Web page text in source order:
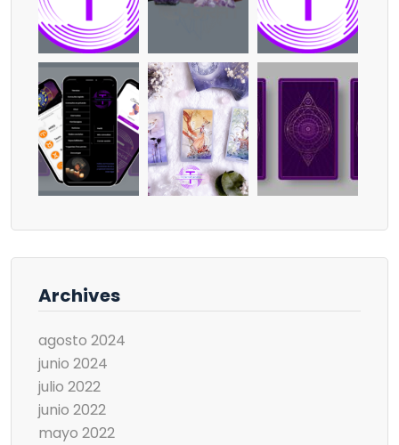
Archives
agosto 2024
junio 2024
julio 2022
junio 2022
mayo 2022